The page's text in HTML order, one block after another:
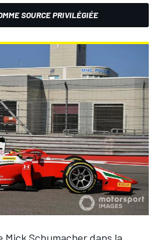
SOURCE PRIVILÉGIÉE